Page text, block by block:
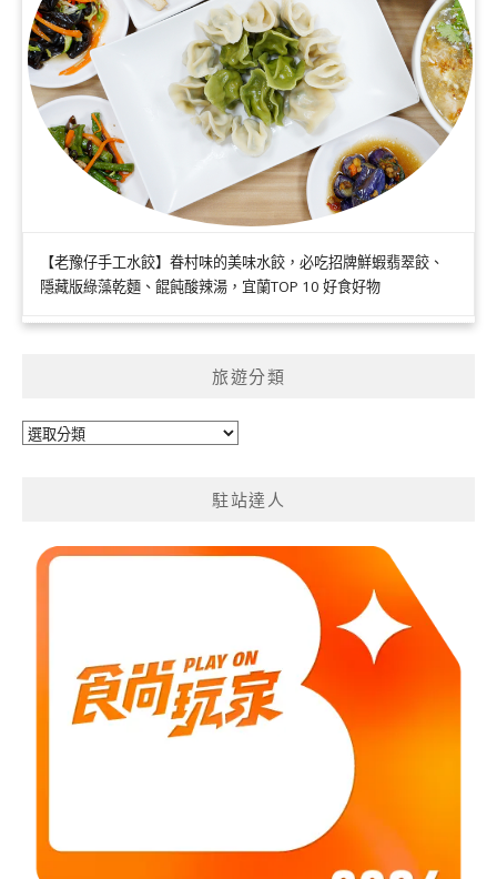
【老豫仔手工水餃】眷村味的美味水餃，必吃招牌鮮蝦翡翠餃、
隱藏版綠藻乾麵、餛飩酸辣湯，宜蘭TOP 10 好食好物
旅遊分類
旅
駐站達人